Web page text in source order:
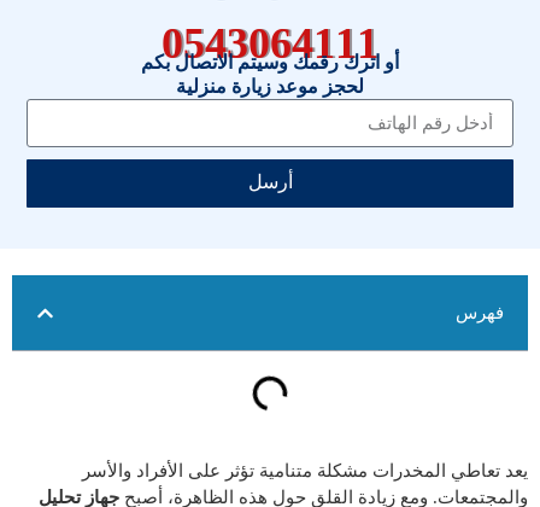
0543064111
أو اترك رقمك وسيتم الاتصال بكم
لحجز موعد زيارة منزلية
أرسل
فهرس
يعد تعاطي المخدرات مشكلة متنامية تؤثر على الأفراد والأسر
والمجتمعات. ومع زيادة القلق حول هذه الظاهرة، أصبح جهاز تحليل